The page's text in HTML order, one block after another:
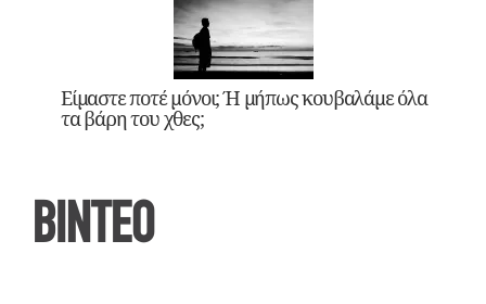
Είμαστε ποτέ μόνοι; Ή μήπως κουβαλάμε όλα
τα βάρη του χθες;
ΒΙΝΤΕΟ